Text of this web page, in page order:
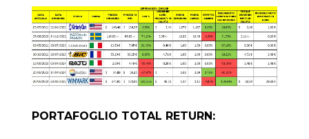
PORTAFOGLIO TOTAL RETURN: